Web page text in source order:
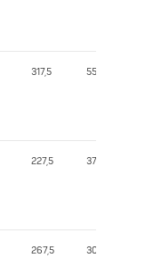
317,5 555,13
227,5 378,34
267,5 305,24